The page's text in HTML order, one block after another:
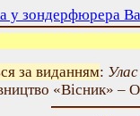
у зондерфюрера
за виданням:
«Вісник» –